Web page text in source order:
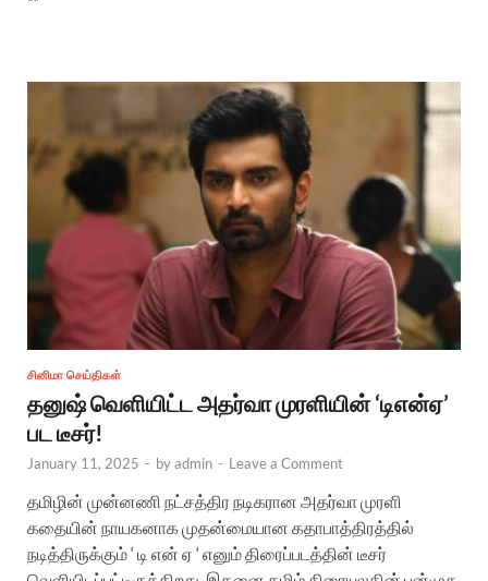
சினிமா செய்திகள்
தனுஷ் வெளியிட்ட அதர்வா முரளியின் ‘டிஎன்ஏ’
பட டீசர்!
January 11, 2025 - byadmin - Leave a Comment
தமிழின் முன்னணி நட்சத்திர நடிகரான அதர்வா முரளி
கதையின் நாயகனாக முதன்மையான கதாபாத்திரத்தில்
நடித்திருக்கும் ‘ டி என் ஏ ‘ எனும் திரைப்படத்தின் டீசர்